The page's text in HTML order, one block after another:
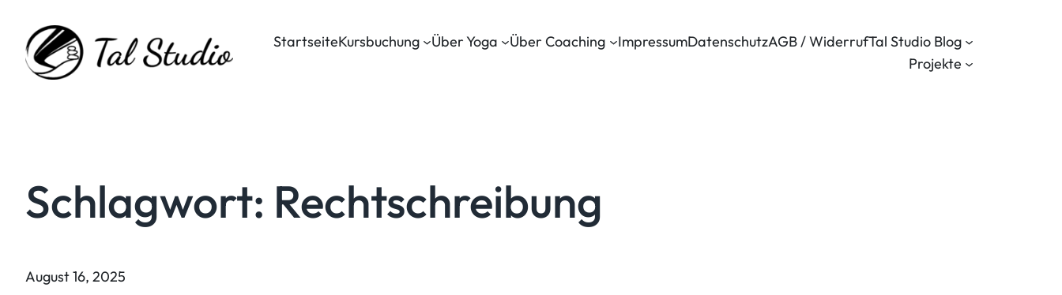
Inhalt
springen
StartseiteKursbuchung Über Yoga Über Coaching ImpressumDatenschutzAGB / WiderrufTal Studio Blog
Projekte
Schlagwort: Rechtschreibung
August 16, 2025